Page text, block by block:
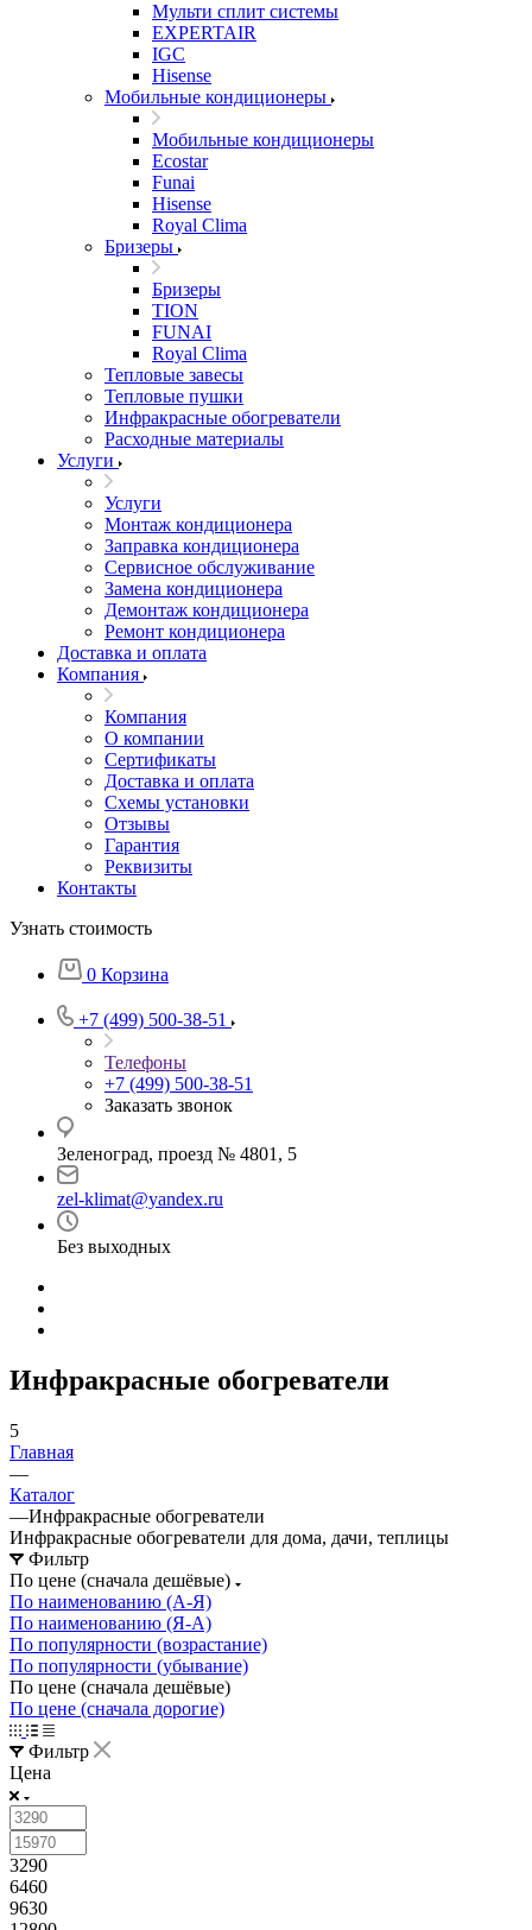
Мульти сплит системы
EXPERTAIR
IGC
Hisense
Мобильные кондиционеры
Мобильные кондиционеры
Ecostar
Funai
Hisense
Royal Clima
Бризеры
Бризеры
TION
FUNAI
Royal Clima
Тепловые завесы
Тепловые пушки
Инфракрасные обогреватели
Расходные материалы
Услуги
Услуги
Монтаж кондиционера
Заправка кондиционера
Сервисное обслуживание
Замена кондиционера
Демонтаж кондиционера
Ремонт кондиционера
Доставка и оплата
Компания
Компания
О компании
Сертификаты
Доставка и оплата
Схемы установки
Отзывы
Гарантия
Реквизиты
Контакты
Узнать стоимость
0 Корзина
+7 (499) 500-38-51
Телефоны
+7 (499) 500-38-51
Заказать звонок
Зеленоград, проезд № 4801, 5
zel-klimat@yandex.ru
Без выходных
Инфракрасные обогреватели
5
Главная
—
Каталог
—Инфракрасные обогреватели
Инфракрасные обогреватели для дома, дачи, теплицы
Фильтр
По цене (сначала дешёвые)
По наименованию (А-Я)
По наименованию (Я-А)
По популярности (возрастание)
По популярности (убывание)
По цене (сначала дешёвые)
По цене (сначала дорогие)
Фильтр
Цена
3290
6460
9630